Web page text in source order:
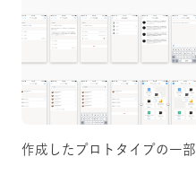
作成したプロトタイプの一部